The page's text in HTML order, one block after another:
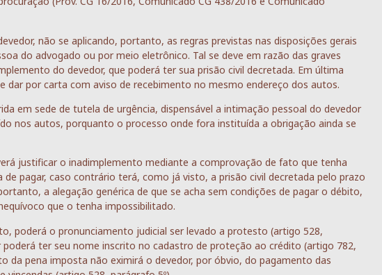
não se aplicando, portanto, as regras previstas nas disposições gerais
do advogado ou por meio eletrônico. Tal se deve em razão das graves
do devedor, que poderá ter sua prisão civil decretada. Em última
dar por carta com aviso de recebimento no mesmo endereço dos autos.
em sede de tutela de urgência, dispensável a intimação pessoal do devedor
nos autos, porquanto o processo onde fora instituída a obrigação ainda se
justificar o inadimplemento mediante a comprovação de fato que tenha
de pagar, caso contrário terá, como já visto, a prisão civil decretada pelo prazo
a alegação genérica de que se acha sem condições de pagar o débito,
que o tenha impossibilitado.
poderá o pronunciamento judicial ser levado a protesto (artigo 528,
poderá ter seu nome inscrito no cadastro de proteção ao crédito (artigo 782,
da pena imposta não eximirá o devedor, por óbvio, do pagamento das